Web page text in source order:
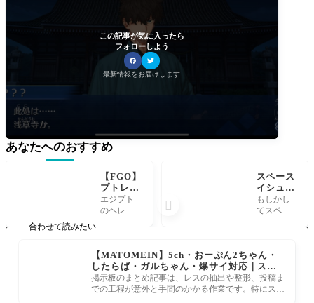
この記事が気に入ったら
フォローしよう
最新情報をお届けします
合わせて読みたい
【MATOMEIN】5ch・おーぷん2ちゃん・
したらば・ガルちゃん・爆サイ対応｜スマ
ホでまとめ記事を作れるアプリ FGOのまと
め記事ができるまで
掲示板のまとめ記事は、レスの抽出や整形、投稿ま
での工程が意外と手間のかかる作業です。特にスマ
あなたへのおすすめ
【FGO】
プトレマ
イオスっ
てどんな
ルの部下
でファラ
オ「サー
ヴァント
エジプト
のヘレニ
の初代フ
ァラオで
ある。 プ
トレマイ
スペース
イシュタ
ルはまだ
いい。イ
夫なの
か？[FG
Oバト
ル・イ
もしかし
てスペー
威属性つ
いてるの
では？こ
れはエル
